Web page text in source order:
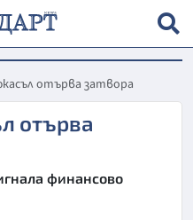
отърва затвора
отърва
финансово